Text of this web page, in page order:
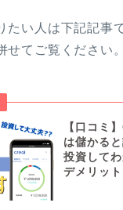
たい人は下記記事
せてご覧ください。
【口コミ
は儲かる
投資して
デメリット